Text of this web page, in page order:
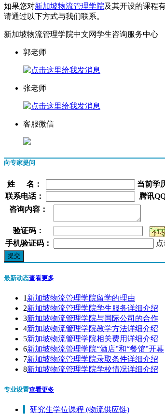
如果您对新加坡物流管理学院及其开设的课程
请通过以下方式与我们联系。
新加坡物流管理学院中文网学生咨询服务中心
郭老师
张老师
客服微信
向专家提问
姓 名： 当前学
联系电话：
腾讯
咨询内容：
验证码：
手机验证码：
最新动态查看更多
1 新加坡物流管理学院留学的理由
2新加坡物流管理学院学生服务详细介绍
3新加坡物流管理学院与国际公司的合作
4新加坡物流管理学院教学方法详细介绍
5新加坡物流管理学院相关费用详细介绍
6新加坡物流管理学院“酒店”和“餐馆”开幕
7新加坡物流管理学院录取条件详细介绍
8新加坡物流管理学院学校情况详细介绍
专业设置查看更多
研究生学位课程 (物流供应链)